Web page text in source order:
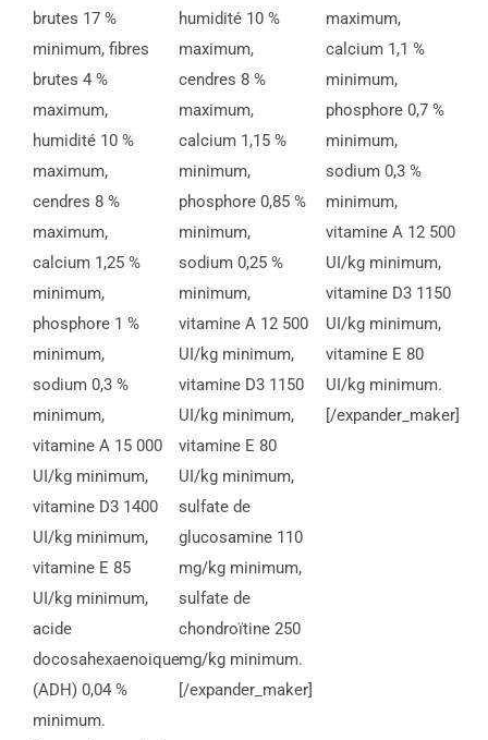
brutes 17 %
minimum, fibres
brutes 4 %
maximum,
humidité 10 %
maximum,
cendres 8 %
maximum,
calcium 1,25 %
minimum,
phosphore 1 %
minimum,
sodium 0,3 %
minimum,
vitamine A 15 000
UI/kg minimum,
vitamine D3 1400
UI/kg minimum,
vitamine E 85
UI/kg minimum,
acide
docosahexaenoique
(ADH) 0,04 %
minimum.
humidité 10 %
maximum,
cendres 8 %
maximum,
calcium 1,15 %
minimum,
phosphore 0,85 %
minimum,
sodium 0,25 %
minimum,
vitamine A 12 500
UI/kg minimum,
vitamine D3 1150
UI/kg minimum,
vitamine E 80
UI/kg minimum,
sulfate de
glucosamine 110
mg/kg minimum,
sulfate de
chondroïtine 250
mg/kg minimum.
[/expander_maker]
maximum,
calcium 1,1 %
minimum,
phosphore 0,7 %
minimum,
sodium 0,3 %
minimum,
vitamine A 12 500
UI/kg minimum,
vitamine D3 1150
UI/kg minimum,
vitamine E 80
UI/kg minimum.
[/expander_maker]